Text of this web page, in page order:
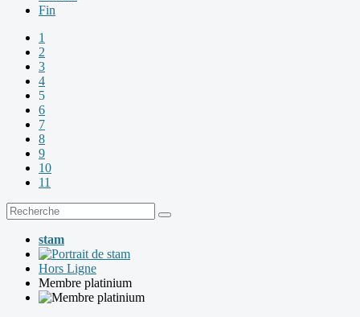
Fin
1
2
3
4
5
6
7
8
9
10
11
stam
Hors Ligne
Membre platinium